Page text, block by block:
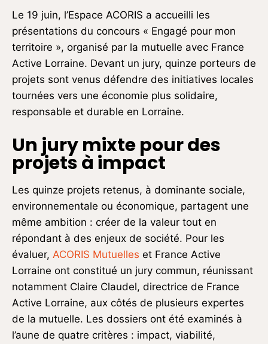
Le 19 juin, l’Espace ACORIS a accueilli les
présentations du concours « Engagé pour mon
territoire », organisé par la mutuelle avec France
Active Lorraine. Devant un jury, quinze porteurs de
projets sont venus défendre des initiatives locales
tournées vers une économie plus solidaire,
responsable et durable en Lorraine.
Un jury mixte pour des
projets à impact
Les quinze projets retenus, à dominante sociale,
environnementale ou économique, partagent une
même ambition : créer de la valeur tout en
répondant à des enjeux de société. Pour les
évaluer, ACORIS Mutuelles et France Active
Lorraine ont constitué un jury commun, réunissant
notamment Claire Claudel, directrice de France
Active Lorraine, aux côtés de plusieurs expertes
de la mutuelle. Les dossiers ont été examinés à
l’aune de quatre critères : impact, viabilité,